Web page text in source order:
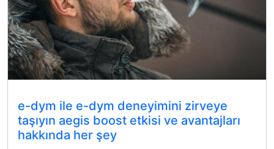
e-dym ile e-dym deneyimini zirveye
taşıyın aegis boost etkisi ve avantajları
hakkında her şey